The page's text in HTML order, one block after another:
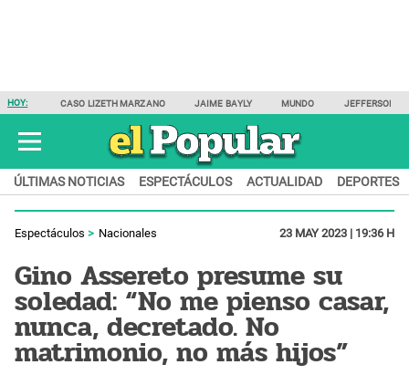
HOY: CASO LIZETH MARZANO JAIME BAYLY MUNDO JEFFERSON
ÚLTIMAS NOTICIAS ESPECTÁCULOS ACTUALIDAD DEPORTES
Espectáculos Nacionales 23 MAY 2023 | 19:36 H
Gino Assereto presume su
soledad: “No me pienso casar,
nunca, decretado. No
matrimonio, no más hijos”